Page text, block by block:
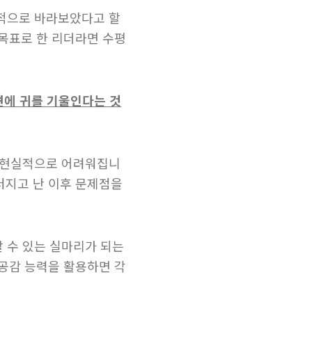
으로 바라보았다고 할
표로 한 리더라면 수평
귀를 기울인다는 것
실적으로 어려워집니
고 난 이후 문제점을
수 있는 실마리가 되는
감 능력을 활용하면 각